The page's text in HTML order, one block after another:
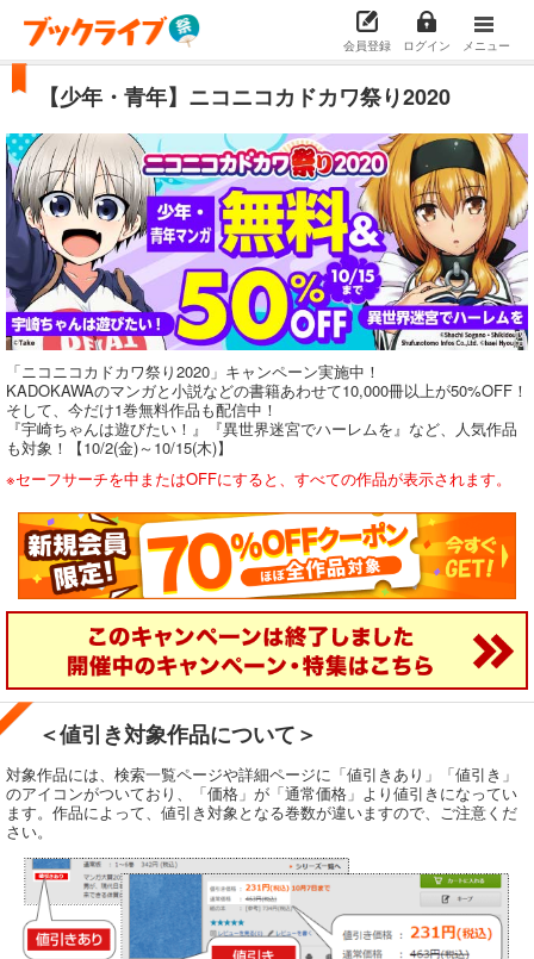
会員登録 ログイン メニュー
【少年・青年】ニコニコカドカワ祭り2020
「ニコニコカドカワ祭り2020」キャンペーン実施中！
KADOKAWAのマンガと小説などの書籍あわせて10,000冊以上が50%OFF！
そして、今だけ1巻無料作品も配信中！
『宇崎ちゃんは遊びたい！』『異世界迷宮でハーレムを』など、人気作品
も対象！【10/2(金)～10/15(木)】
※セーフサーチを中またはOFFにすると、すべての作品が表示されます。
＜値引き対象作品について＞
対象作品には、検索一覧ページや詳細ページに「値引きあり」「値引き」
のアイコンがついており、「価格」が「通常価格」より値引きになってい
ます。作品によって、値引き対象となる巻数が違いますので、ご注意くだ
さい。